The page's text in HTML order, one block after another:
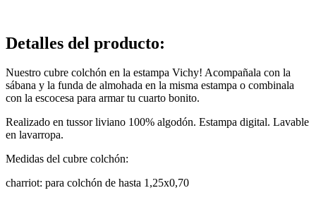
Detalles del producto:
Nuestro cubre colchón en la estampa Vichy! Acompañala con la
sábana y la funda de almohada en la misma estampa o combinala
con la escocesa para armar tu cuarto bonito.
Realizado en tussor liviano 100% algodón. Estampa digital. Lavable
en lavarropa.
Medidas del cubre colchón:
charriot: para colchón de hasta 1,25x0,70